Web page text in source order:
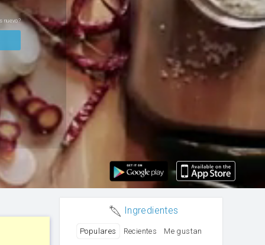
nuevo?
Ingredientes
Populares Recientes Me gustan